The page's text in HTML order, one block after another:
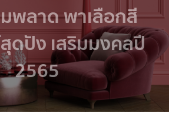
พลาด พาเลือกสี
ดปัง เสริมมงคลปี
2565